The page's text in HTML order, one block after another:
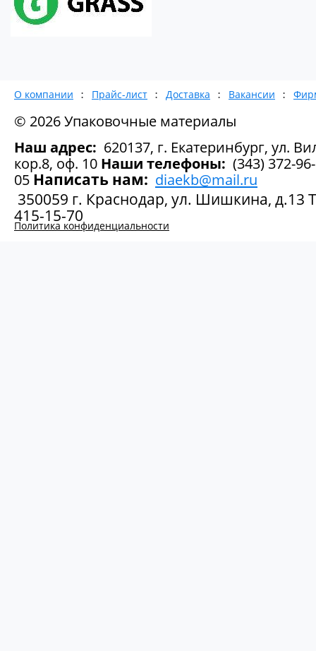
О компании Прайс-лист Доставка Вакансии
© 2026 Упаковочные материалы
Наш адрес: 620137, г. Екатеринбург, ул.
кор.8, оф. 10 Наши телефоны: (343) 372-
05 Написать нам: diaekb@mail.ru
350059 г. Краснодар, ул. Шишкина, д.13
415-15-70
Политика конфиденциальности